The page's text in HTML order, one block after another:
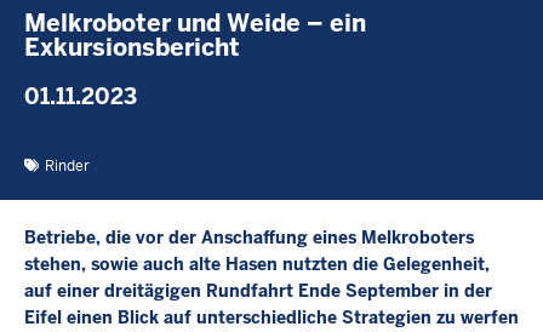
befinden
sich
Melkroboter und Weide – ein
Exkursionsbericht
01.11.2023
Rinder
Betriebe, die vor der Anschaffung eines Melkroboters
stehen, sowie auch alte Hasen nutzten die Gelegenheit,
auf einer dreitägigen Rundfahrt Ende September in der
Eifel einen Blick auf unterschiedliche Strategien zu werfen